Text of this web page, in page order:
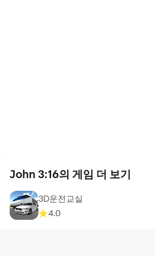
John 3:16의 게임 더 보기
3D운전교실
4.0